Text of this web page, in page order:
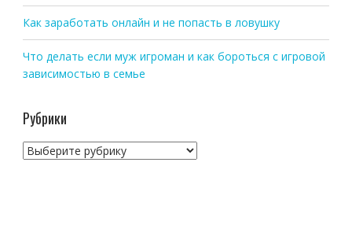
Как заработать онлайн и не попасть в ловушку
Что делать если муж игроман и как бороться с игровой
зависимостью в семье
Рубрики
Рубрики